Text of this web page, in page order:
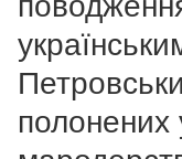
полонених